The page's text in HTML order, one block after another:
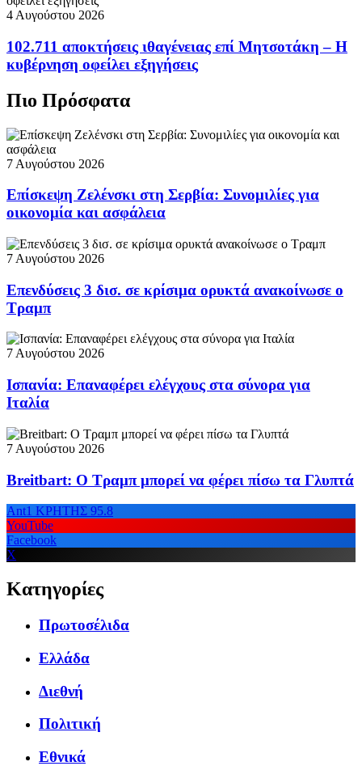
4 Αυγούστου 2026
102.711 αποκτήσεις ιθαγένειας επί Μητσοτάκη – Η
κυβέρνηση οφείλει εξηγήσεις
Πιο Πρόσφατα
7 Αυγούστου 2026
Επίσκεψη Ζελένσκι στη Σερβία: Συνομιλίες για
οικονομία και ασφάλεια
7 Αυγούστου 2026
Επενδύσεις 3 δισ. σε κρίσιμα ορυκτά ανακοίνωσε ο
Τραμπ
7 Αυγούστου 2026
Ισπανία: Επαναφέρει ελέγχους στα σύνορα για
Ιταλία
7 Αυγούστου 2026
Breitbart: Ο Τραμπ μπορεί να φέρει πίσω τα Γλυπτά
Ant1 ΚΡΗΤΗΣ 95.8
YouTube
Facebook
X
Κατηγορίες
Πρωτοσέλιδα
Ελλάδα
Διεθνή
Πολιτική
Εθνικά